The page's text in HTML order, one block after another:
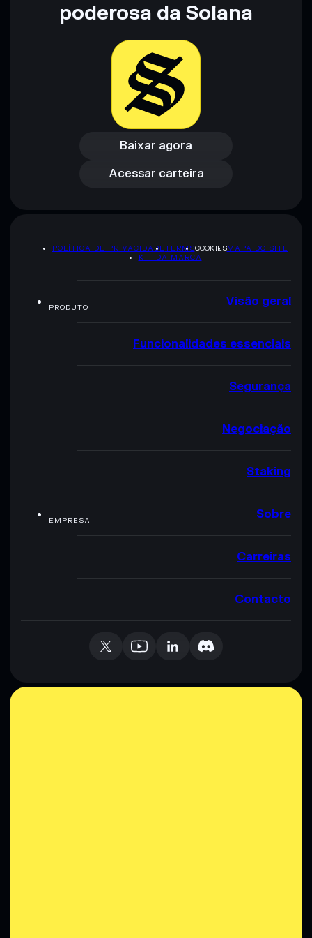
não constitui aconselhamento financeiro. Faz sempre a tua
pesquisa. Dados fornecidos pelo rugcheck.xyz.
poderosa da Solana
Baixar agora
Baixar agora
Acessar carteira
Acessar carteira
POLÍTICA DE PRIVACIDADETERMSCOOKIESMAPA DO SITE
KIT DA MARCA
PRODUTO Visão geral
Funcionalidades essenciais
Segurança
Negociação
Staking
EMPRESA Sobre
Carreiras
Contacto